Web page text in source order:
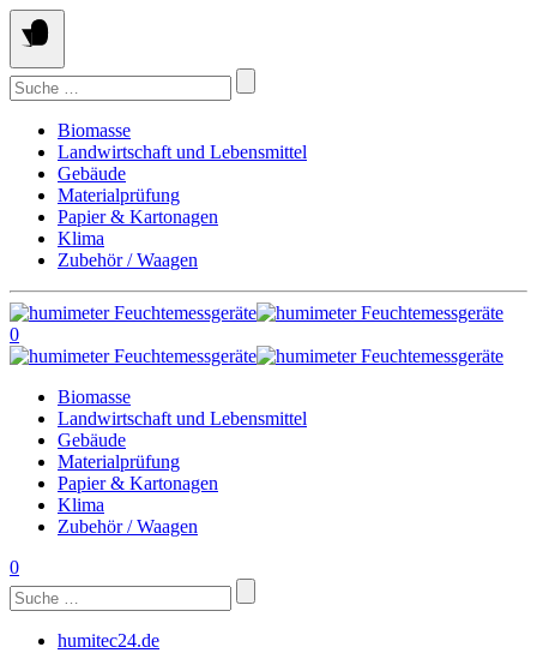
Springe
zum
Inhalt
Suchen
nach:
Biomasse
Landwirtschaft und Lebensmittel
Gebäude
Materialprüfung
Papier & Kartonagen
Klima
Zubehör / Waagen
0
Biomasse
Landwirtschaft und Lebensmittel
Gebäude
Materialprüfung
Papier & Kartonagen
Klima
Zubehör / Waagen
0
Suchen
nach:
humitec24.de